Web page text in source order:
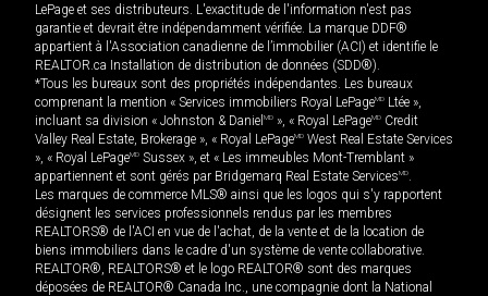
LePage et ses distributeurs. L'exactitude de l'information n'est pas
garantie et devrait être indépendamment vérifiée. La marque DDF®
appartient à l'Association canadienne de l’immobilier (ACI) et identifie le
REALTOR.ca Installation de distribution de données (SDD®).
*Tous les bureaux sont des propriétés indépendantes. Les bureaux
comprenant la mention « Services immobiliers Royal LePageMD Ltée »,
incluant sa division « Johnston & Daniel MD », « Royal LePageMD Credit
Valley Real Estate, Brokerage », « Royal LePageMD West Real Estate Services
», « Royal LePageMD Sussex », et « Les immeubles Mont-Tremblant »
appartiennent et sont gérés par Bridgemarq Real Estate ServicesMD
Les marques de commerce MLS® ainsi que les logos qui s'y rapportent
désignent les services professionnels rendus par les membres
REALTORS® de l'ACI en vue de l'achat, de la vente et de la location de
biens immobiliers dans le cadre d'un système de vente collaborative.
REALTOR®, REALTORS® et le logo REALTOR® sont des marques
déposées de REALTOR® Canada Inc., une compagnie dont la National